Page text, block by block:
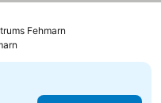
Fehmarn